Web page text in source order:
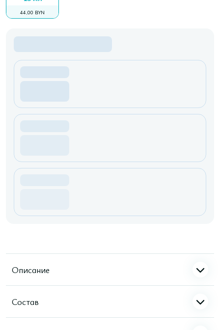
44,00 BYN
Описание
Состав